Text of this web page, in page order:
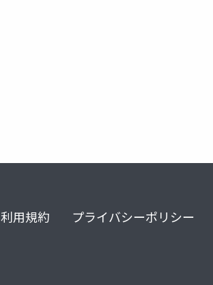
利用規約 プライバシーポリシー